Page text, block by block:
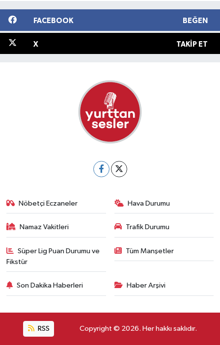
FACEBOOK BEĞEN
X TAKIP ET
Nöbetçi Eczaneler Hava Durumu
Namaz Vakitleri Trafik Durumu
Süper Lig Puan Durumu ve
Fikstür
Tüm Manşetler
Son Dakika Haberleri Haber Arşivi
RSS Copyright © 2026. Her hakkı saklıdır.